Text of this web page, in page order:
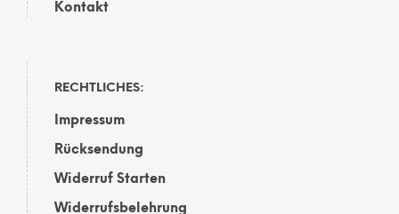
Kontakt
RECHTLICHES:
Impressum
Rücksendung
Widerruf Starten
Widerrufsbelehrung